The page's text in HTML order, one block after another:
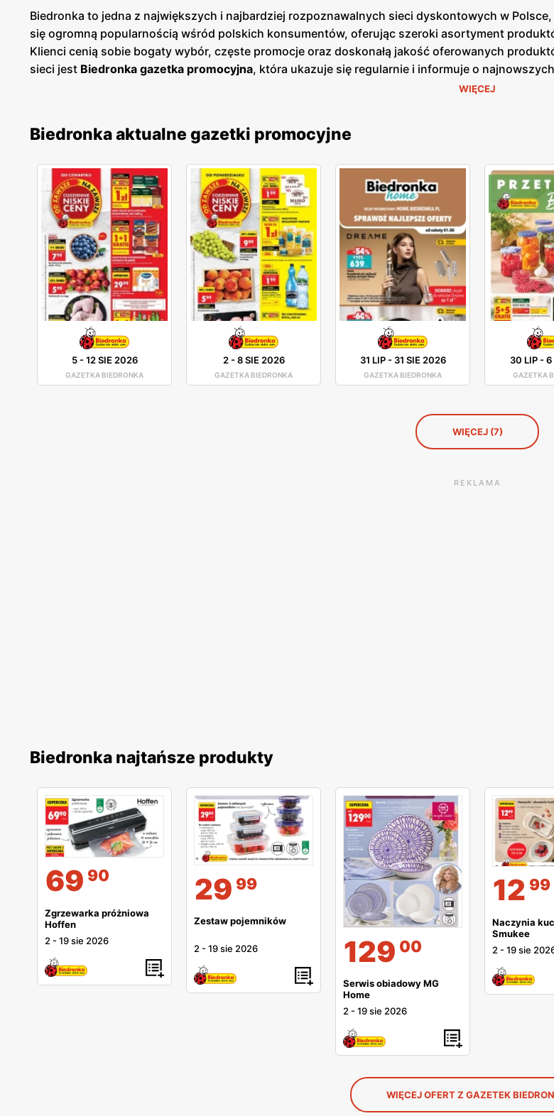
Biedronka to jedna z największych i najbardziej rozpoznawalnych sieci dyskontowych w
się ogromną popularnością wśród polskich konsumentów, oferując szeroki asortyment
Klienci cenią sobie bogaty wybór, częste promocje oraz doskonałą jakość oferowanych
sieci jest Biedronka gazetka promocyjna, która ukazuje się regularnie i informuje o
prezentuje aktualne promocje, specjalne oferty i sezonowe wyprzedaże, dzięki czemu klienci
szeroki wybór produktów pochodzących od rodzimych dostawców. Dzięki temu klienci mogą
zdrowym trybem życia. Sieć sklepów Biedronka jest obecna w całej Polsce, z ponad 3000
Sklepy są zlokalizowane zarówno w dużych miastach, jak i mniejszych miejscowościach, co
jakość obsługi oraz komfort zakupów, co przekłada się na zadowolenie i lojalność klientów.
nieustannie dostosowuje swoją ofertę do potrzeb klientów, wprowadzając nowe produkty i
cenową. To miejsce, gdzie zakupy stają się przyjemnością, a każdy klient może liczyć na
WIĘCEJ
Biedronka aktualne gazetki promocyjne
5-12 SIE 2026
GAZETKA BIEDRONKA
2-8 SIE 2026
GAZETKA BIEDRONKA
31 LIP- 31 SIE 2026
GAZETKA BIEDRONKA
30 LIP-6
GAZETKA
WIĘCEJ (7)
REKLAMA
Biedronka najtańsze produkty
69 90
Zgrzewarka próżniowa
Hoffen
2 -19 sie 2026
29 99
Zestaw pojemników
2 -19 sie 2026 129 00
Serwis obiadowy MG
Home
2 -19 sie 2026
12 99
Naczynia
Smukee
2 -19 sie
WIĘCEJ OFERT Z GAZETEK